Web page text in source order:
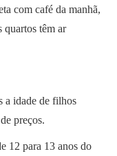
com café da manhã,
quartos têm ar
a idade de filhos
preços.
12 para 13 anos do